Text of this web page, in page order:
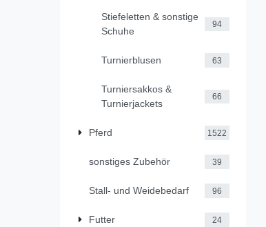
Stiefeletten & sonstige
Schuhe
94
Turnierblusen 63
Turniersakkos &
Turnierjackets
66
Pferd 1522
sonstiges Zubehör 39
Stall- und Weidebedarf 96
Futter 24